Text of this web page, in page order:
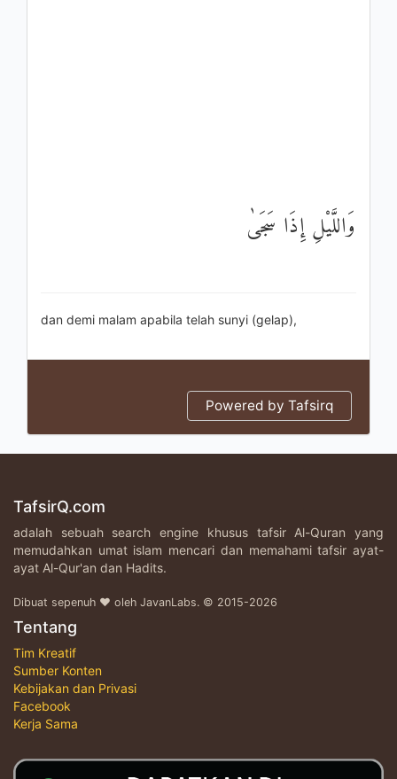
وَاللَّيْلِ إِذَا سَجَىٰ
dan demi malam apabila telah sunyi (gelap),
Powered by Tafsirq
TafsirQ.com
adalah sebuah search engine khusus tafsir Al-Quran yang
memudahkan umat islam mencari dan memahami tafsir ayat-
ayat Al-Qur'an dan Hadits.
Dibuat sepenuh ♥ oleh JavanLabs. © 2015-2026
Tentang
Tim Kreatif
Sumber Konten
Kebijakan dan Privasi
Facebook
Kerja Sama